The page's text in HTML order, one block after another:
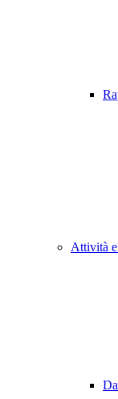
Attività